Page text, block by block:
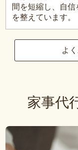
間を短縮し、自
を整えています。
よ
家事代